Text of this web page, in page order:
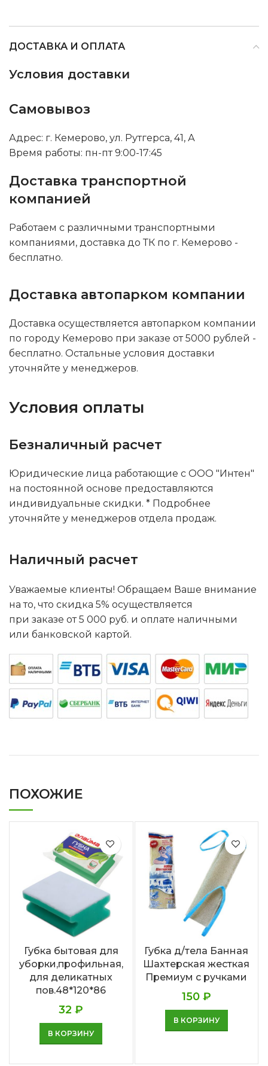
ДОСТАВКА И ОПЛАТА
Условия доставки
Самовывоз
Адрес: г. Кемерово, ул. Рутгерса, 41, А
Время работы: пн-пт 9:00-17:45
Доставка транспортной
компанией
Работаем с различными транспортными
компаниями, доставка до ТК по г. Кемерово -
бесплатно.
Доставка автопарком компании
Доставка осуществляется автопарком компании
по городу Кемерово при заказе от 5000 рублей -
бесплатно. Остальные условия доставки
уточняйте у менеджеров.
Условия оплаты
Безналичный расчет
Юридические лица работающие с ООО "Интен"
на постоянной основе предоставляются
индивидуальные скидки. * Подробнее
уточняйте у менеджеров отдела продаж.
Наличный расчет
Уважаемые клиенты! Обращаем Ваше внимание
на то, что скидка 5% осуществляется
при заказе от 5 000 руб. и оплате наличными
или банковской картой.
ПОХОЖИЕ
Губка бытовая для
уборки,профильная,
для деликатных
пов.48*120*86
32₽
В КОРЗИНУ
Губка д/тела Банная
Шахтерская жесткая
Премиум с ручками
150 ₽
В КОРЗИНУ